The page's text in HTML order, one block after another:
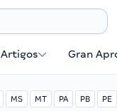
Artigos Gran
MS MT PA PB PE